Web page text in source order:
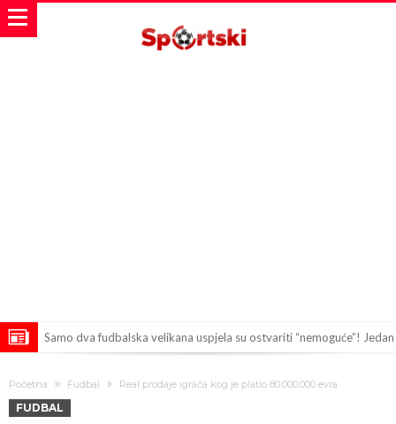
Samo dva fudbalska velikana uspjela su ostvariti “nemoguće”! Jedan
Atletico prati situaciju.
GOTOVO JE! Čelsi dovodi novog lijevog beka – transfer vrijedan 21
Početna Fudbal Real prodaje igrača kog je platio 80.000.000 evra
FUDBAL